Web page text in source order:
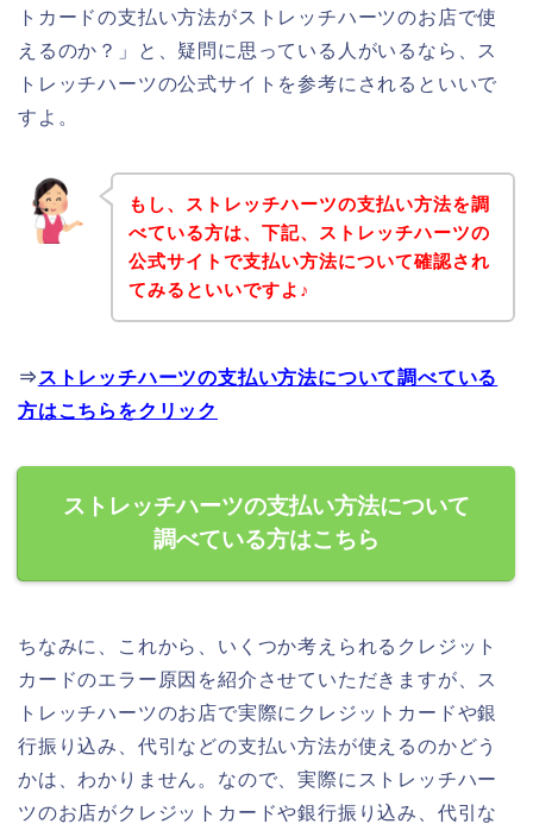
トカードの支払い方法がストレッチハーツのお店で使
えるのか？」と、疑問に思っている人がいるなら、ス
トレッチハーツの公式サイトを参考にされるといいで
すよ。
もし、ストレッチハーツの支払い方法を調
べている方は、下記、ストレッチハーツの
公式サイトで支払い方法について確認され
てみるといいですよ♪
⇒ ストレッチハーツの支払い方法について調べている
方はこちらをクリック
ストレッチハーツの支払い方法について
調べている方はこちら
ちなみに、これから、いくつか考えられるクレジット
カードのエラー原因を紹介させていただきますが、ス
トレッチハーツのお店で実際にクレジットカードや銀
行振り込み、代引などの支払い方法が使えるのかどう
かは、わかりません。なので、実際にストレッチハー
ツのお店がクレジットカードや銀行振り込み、代引な